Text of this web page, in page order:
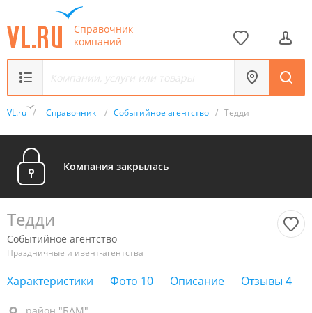
Справочник
компаний
VL.ru / Справочник / Событийное агентство / Тедди
Компания закрылась
Тедди
Событийное агентство
Праздничные и ивент-агентства
Характеристики Фото 10 Описание Отзывы 4